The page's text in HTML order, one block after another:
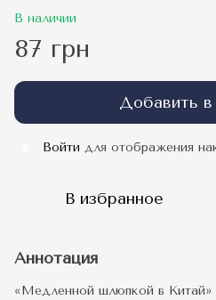
В наличии
87 грн
Добавить в
Войти для отображения
В избранное
Аннотация
«Медленной шлюпкой в Китай»